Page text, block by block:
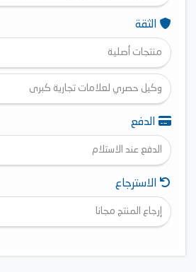
الثقة
منتجات أصلية
وكيل حصري لعلامات تجارية كبرى
الدفع
الدفع عند الاستلام
الاسترجاع
إرجاع المنتج مجانا